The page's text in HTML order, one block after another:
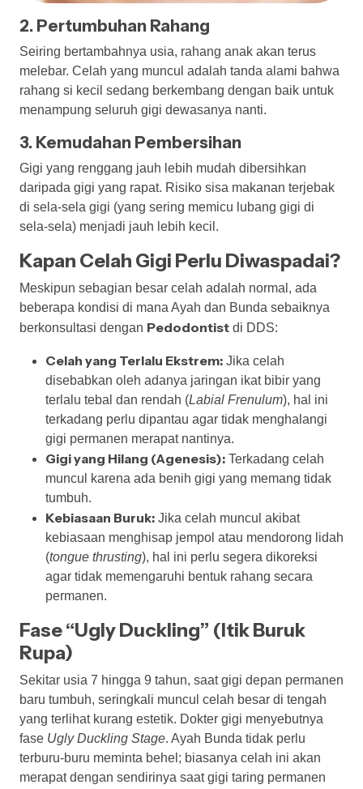
2. Pertumbuhan Rahang
Seiring bertambahnya usia, rahang anak akan terus
melebar. Celah yang muncul adalah tanda alami bahwa
rahang si kecil sedang berkembang dengan baik untuk
menampung seluruh gigi dewasanya nanti.
3. Kemudahan Pembersihan
Gigi yang renggang jauh lebih mudah dibersihkan
daripada gigi yang rapat. Risiko sisa makanan terjebak
di sela-sela gigi (yang sering memicu lubang gigi di
sela-sela) menjadi jauh lebih kecil.
Kapan Celah Gigi Perlu Diwaspadai?
Meskipun sebagian besar celah adalah normal, ada
beberapa kondisi di mana Ayah dan Bunda sebaiknya
berkonsultasi dengan Pedodontist di DDS:
Celah yang Terlalu Ekstrem: Jika celah
disebabkan oleh adanya jaringan ikat bibir yang
terlalu tebal dan rendah (Labial Frenulum), hal ini
terkadang perlu dipantau agar tidak menghalangi
gigi permanen merapat nantinya.
Gigi yang Hilang (Agenesis): Terkadang celah
muncul karena ada benih gigi yang memang tidak
tumbuh.
Kebiasaan Buruk: Jika celah muncul akibat
kebiasaan menghisap jempol atau mendorong lidah
(tongue thrusting), hal ini perlu segera dikoreksi
agar tidak memengaruhi bentuk rahang secara
permanen.
Fase “Ugly Duckling” (Itik Buruk
Rupa)
Sekitar usia 7 hingga 9 tahun, saat gigi depan permanen
baru tumbuh, seringkali muncul celah besar di tengah
yang terlihat kurang estetik. Dokter gigi menyebutnya
fase Ugly Duckling Stage. Ayah Bunda tidak perlu
terburu-buru meminta behel; biasanya celah ini akan
merapat dengan sendirinya saat gigi taring permanen